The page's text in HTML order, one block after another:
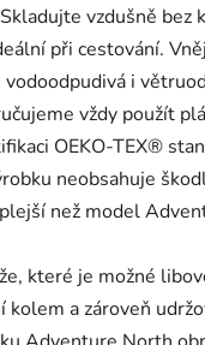
vzdušně bez
při cestování.
vodoodpudivá i
vždy použít
OEKO-TEX®
neobsahuje
než model
které je možné
a zároveň